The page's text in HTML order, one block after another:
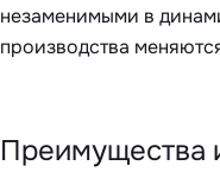
незаменимыми в
производства
Преимущества